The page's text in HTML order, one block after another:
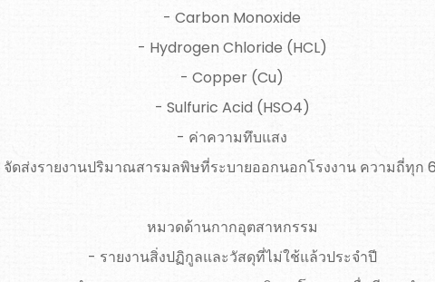
- Carbon Monoxide
- Hydrogen Chloride (HCL)
- Copper (Cu)
- Sulfuric Acid (HSO4)
- ค่าความทึบแสง
ดส่งรายงานปริมาณสารมลพิษที่ระบายออกนอกโรงงาน ความถี่ทุก
หมวดด้านกากอุตสาหกรรม
- รายงานสิ่งปฏิกูลและวัสดุที่ไม่ใช้แล้วประจำปี